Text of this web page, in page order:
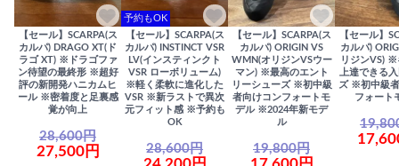
【セール】SCARPA(ス
カルパ) DRAGO XT(ド
ラゴ XT) ※ドラゴファ
ン待望の最終形 ※超好
評の新開発ハニカムヒ
ール ※密着度と足裏感
覚が向上
28,600円
27,500円
予約もOK
【セール】SCARPA(ス
カルパ) INSTINCT VSR
LV(インスティンクト
VSR ローボリューム)
※軽く柔軟に進化した
VSR ※新ラストで異次
元フィット感 ※予約も
OK
28,600円
【セール】SCARPA(ス
カルパ) ORIGIN VS
WMN(オリジンVSウー
マン) ※最高のエント
リーシューズ ※初中級
者向けコンフォートモ
デル ※2024年新モデ
ル
19,800円
【セール】
カルパ)
リジンVS) ※
上達できる
ズ ※初中級
フォート